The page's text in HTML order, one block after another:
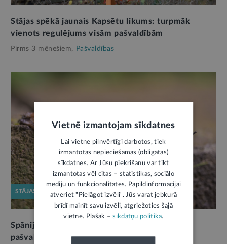
Stājas spēkā jaunais Kapsētu likums: turpmāk
vienots regulējums visām pašvaldībām
Pirms 3 mēnešiem, Pašvaldības
STĀJAS SPĒKĀ
Spānijas kailgliemeža izplatības ierobežošanai
pašvaldības varēs noteikt pienākumus arī
Vietnē izmantojam sīkdatnes
Lai vietne pilnvērtīgi darbotos, tiek
izmantotas nepieciešamās (obligātās)
sīkdatnes. Ar Jūsu piekrišanu var tikt
izmantotas vēl citas – statistikas, sociālo
mediju un funkcionalitātes. Papildinformācijai
atveriet "Pielāgot izvēli". Jūs varat jebkurā
brīdī mainīt savu izvēli, atgriežoties šajā
vietnē. Plašāk –sīkdatņu politikā.